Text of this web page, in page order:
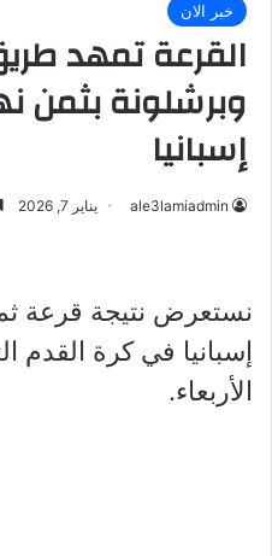
خبر الان
القرعة تمهد
وبرشلونة بثمن
إسبانيا
ale3lamiadmin يناير 7, 2026
نستعرض نتيجة قرعة
إسبانيا في كرة القدم
الأربعاء.